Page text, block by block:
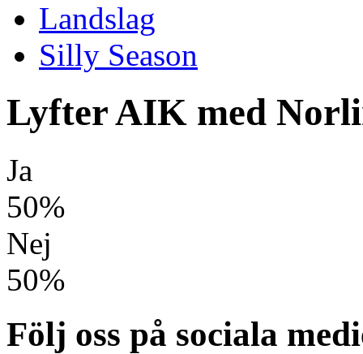
Landslag
Silly Season
Lyfter AIK med
Ja
50%
Nej
50%
Följ oss på sociala